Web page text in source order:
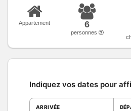
Appartement 6
personnes
Indiquez vos dates pour
ARRIVÉE